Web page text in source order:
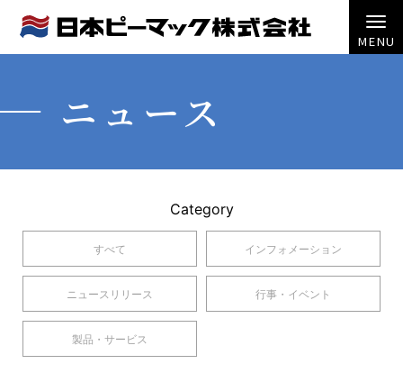
ニュース
Category
すべて インフォメーション
ニュースリリース 行事・イベント
製品・サービス